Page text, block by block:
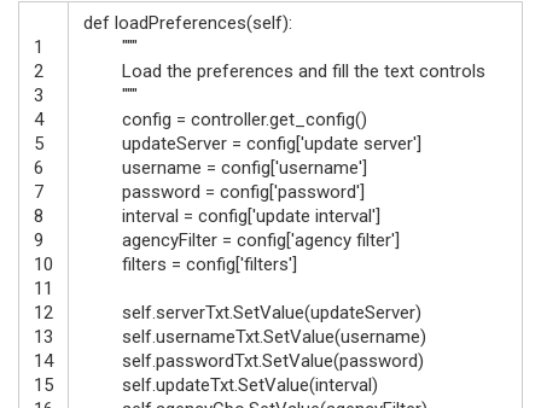
1
2
3
4
5
6
7
8
9
10
11
12
13
14
15
def loadPreferences(self):
"""
Load the preferences and fill the text controls
"""
config = controller.get_config()
updateServer = config['update server'
username = config['username'
password = config['password'
interval = config['update interval'
agencyFilter = config['agency filter'
filters = config['filters'
self.serverTxt.SetValue(updateServer)
self.usernameTxt.SetValue(username)
self.passwordTxt.SetValue(password)
self.updateTxt.SetValue(interval)